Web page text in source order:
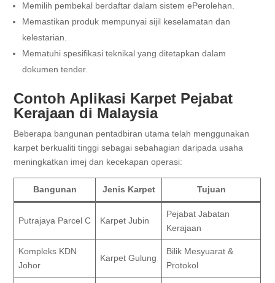
Memilih pembekal berdaftar dalam sistem ePerolehan.
Memastikan produk mempunyai sijil keselamatan dan
kelestarian.
Mematuhi spesifikasi teknikal yang ditetapkan dalam
dokumen tender.
Contoh Aplikasi Karpet Pejabat
Kerajaan di Malaysia
Beberapa bangunan pentadbiran utama telah menggunakan
karpet berkualiti tinggi sebagai sebahagian daripada usaha
meningkatkan imej dan kecekapan operasi:
Bangunan Jenis Karpet Tujuan
Putrajaya Parcel C Karpet Jubin
Pejabat Jabatan
Kerajaan
Kompleks KDN
Johor
Karpet Gulung
Bilik Mesyuarat &
Protokol